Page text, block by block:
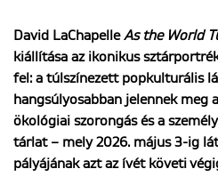
David LaChapelleAs the World
kiállítása az ikonikus
fel: a túlszínezett popkulturális
hangsúlyosabban jelennek meg
ökológiai szorongás és a
tárlat – mely 2026. május 3-ig
pályájának azt az ívét követi